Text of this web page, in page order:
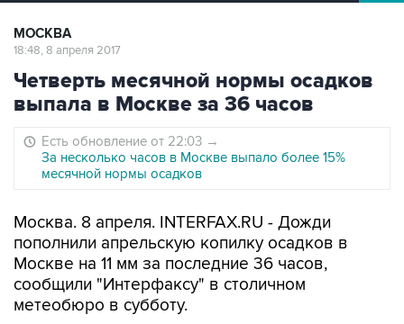
МОСКВА
18:48, 8 апреля 2017
Четверть месячной нормы осадков
выпала в Москве за 36 часов
Есть обновление от 22:03 →
За несколько часов в Москве выпало более 15%
месячной нормы осадков
Москва. 8 апреля. INTERFAX.RU - Дожди
пополнили апрельскую копилку осадков в
Москве на 11 мм за последние 36 часов,
сообщили "Интерфаксу" в столичном
метеобюро в субботу.